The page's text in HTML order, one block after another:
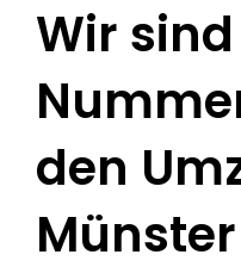
Wir
den